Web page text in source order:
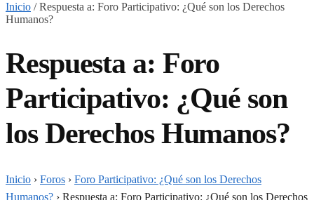
Inicio /Respuesta a: Foro Participativo: ¿Qué son los Derechos
Humanos?
Respuesta a: Foro
Participativo: ¿Qué son
los Derechos Humanos?
Inicio › Foros › Foro Participativo: ¿Qué son los Derechos
Humanos? › Respuesta a: Foro Participativo: ¿Qué son los Derechos